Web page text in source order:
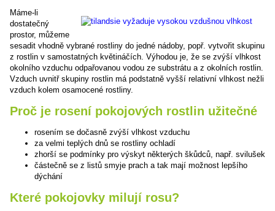
Máme-li
dostatečný
prostor, můžeme
sesadit vhodně vybrané rostliny do jedné nádoby, popř. vytvořit skupinu
z rostlin v samostatných květináčích. Výhodou je, že se zvýší vlhkost
okolního vzduchu odpařovanou vodou ze substrátu a z okolních rostlin.
Vzduch uvnitř skupiny rostlin má podstatně vyšší relativní vlhkost nežli
vzduch kolem osamocené rostliny.
Proč je rosení pokojových rostlin užitečné
rosením se dočasně zvýší vlhkost vzduchu
za velmi teplých dnů se rostliny ochladí
zhorší se podmínky pro výskyt některých škůdců, např. svilušek
částečně se z listů smyje prach a tak mají možnost lepšího
dýchání
Které pokojovky milují rosu?